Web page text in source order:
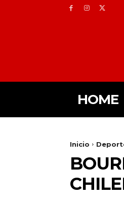
HOME
Inicio